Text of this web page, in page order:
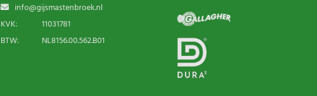
info@gijsmastenbroek.nl
KVK:
11031781
BTW:
NL8156.00.562.B01